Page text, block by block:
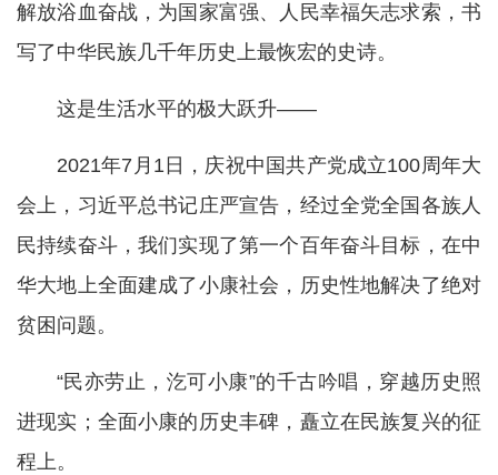
解放浴血奋战，为国家富强、人民幸福矢志求索，书
写了中华民族几千年历史上最恢宏的史诗。
这是生活水平的极大跃升——
2021年7月1日，庆祝中国共产党成立100周年大
会上，习近平总书记庄严宣告，经过全党全国各族人
民持续奋斗，我们实现了第一个百年奋斗目标，在中
华大地上全面建成了小康社会，历史性地解决了绝对
贫困问题。
“民亦劳止，汔可小康”的千古吟唱，穿越历史照
进现实；全面小康的历史丰碑，矗立在民族复兴的征
程上。